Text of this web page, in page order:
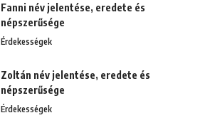
Fanni név jelentése, eredete és
népszerűsége
Érdekességek
Zoltán név jelentése, eredete és
népszerűsége
Érdekességek